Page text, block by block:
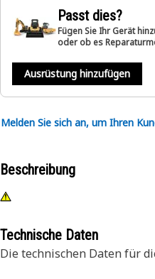
Passt dies?
Fügen Sie Ihr Gerät
oder ob es
Ausrüstung hinzufügen
Melden Sie sich an, um Ihren
Beschreibung
Technische Daten
Die technischen Daten für